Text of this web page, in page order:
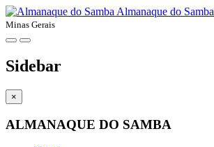
Almanaque do Samba
Minas Gerais
Sidebar
×
ALMANAQUE DO SAMBA